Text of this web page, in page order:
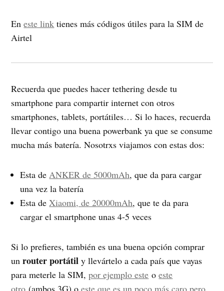
Eneste link tienes más códigos útiles para la SIM de
Airtel
Recuerda que puedes hacer tethering desde tu
smartphone para compartir internet con otros
smartphones, tablets, portátiles… Si lo haces, recuerda
llevar contigo una buena powerbank ya que se consume
mucha más batería. Nosotrxs viajamos con estas dos:
Esta de ANKER de 5000mAh, que da para cargar
una vez la batería
Esta deXiaomi, de 20000mAh, que te da para
cargar el smartphone unas 4-5 veces
Si lo prefieres, también es una buena opción comprar
unrouter portátil y llevártelo a cada país que vayas
para meterle la SIM,por ejemplo este oeste
otro (ambos 3G) oeste que es un poco más caro pero